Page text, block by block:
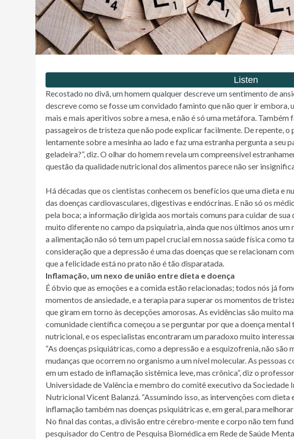
Recostado no divã, um homem qualquer descreve um sentimento de
descreve como se fosse um convidado faminto que não quer ir
mais e mais aperitivos sobre a mesa, e não é só uma metáfora.
passageiros de tristeza que não pode explicar facilmente. De repente,
lentamente sobre a mesinha ao lado e faz uma estranha pergunta a seu
geladeira?”, diz. O olhar do homem revela um compreensível
questão da qualidade nutricional dos alimentos parece não ser
Há décadas que os cientistas conhecem os benefícios que uma dieta e
das doenças cardiovasculares, digestivas e endócrinas. E não só os
pela boca; a informação dirigida aos mortais comuns para cuidar de sua
muito diferente no campo da psiquiatria, ainda que nos últimos anos um
a alimentação não só tem um papel crucial em nossa saúde física como
consideração que a depressão é uma das doenças que se relacionam
que a felicidade está no prato não é tão disparatada.
Inflamação, um nexo de união entre dieta e doença
É óbvio que as emoções e a comida estão relacionadas; todos nós já
momentos de ansiedade, e a terapia para superar os momentos de
que giram em torno às decepções amorosas. As evidências são muito
comunidade científica começou a se perguntar por que a doença
nutricional, e os especialistas encontraram um paradoxo muito
“As doenças psiquiátricas, como a depressão e a esquizofrenia, não
mudanças que ocorrem no organismo a um nível molecular. As pessoas
em um estado de inflamação sistêmica leve, mas crônica”, diz o
Universidade de Valência e membro do comitê executivo da Sociedade
Nutricional Vicent Balanzá. “Assumindo isso, as intervenções com
inflamação também nas doenças psiquiátricas e, em geral, para
No final das contas, a divisão entre cérebro-mente e corpo não tem
pesquisador do Centro de Pesquisa Biomédica em Rede de Saúde